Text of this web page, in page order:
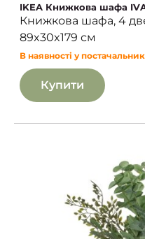
IKEA Книжкова шафа
Книжкова шафа, 4
89x30x179 см
В наявності у
Купити